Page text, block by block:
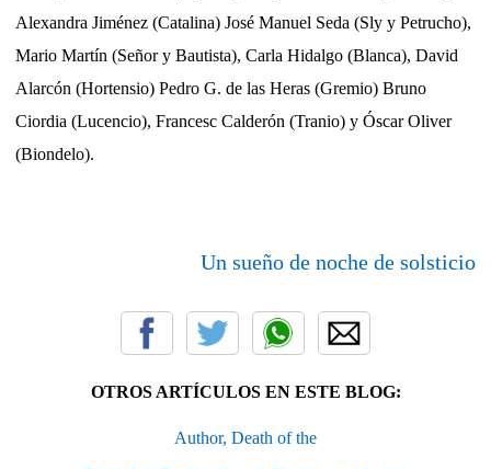
Alexandra Jiménez (Catalina) José Manuel Seda (Sly y Petrucho),
Mario Martín (Señor y Bautista), Carla Hidalgo (Blanca), David
Alarcón (Hortensio) Pedro G. de las Heras (Gremio) Bruno
Ciordia (Lucencio), Francesc Calderón (Tranio) y Óscar Oliver
(Biondelo).
Un sueño de noche de solsticio
OTROS ARTÍCULOS EN ESTE BLOG:
Author, Death of the